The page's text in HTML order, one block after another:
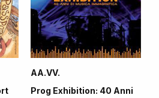
AA.VV.
Prog Exhibition: 40 Anni